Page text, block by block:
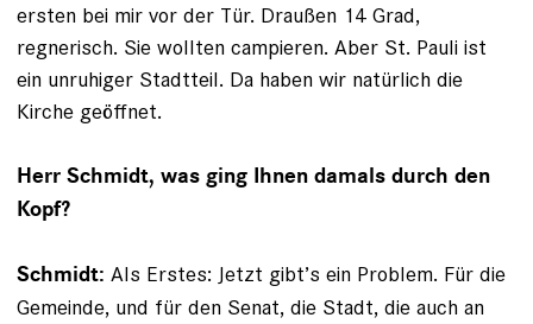
ersten bei mir vor der Tür. Draußen 14 Grad,
regnerisch. Sie wollten campieren. Aber St. Pauli ist
ein unruhiger Stadtteil. Da haben wir natürlich die
Kirche geöffnet.
Herr Schmidt, was ging Ihnen damals durch den
Kopf?
Schmidt: Als Erstes: Jetzt gibt’s ein Problem. Für die
Gemeinde, und für den Senat, die Stadt, die auch an